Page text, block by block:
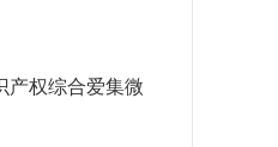
权综合爱集微